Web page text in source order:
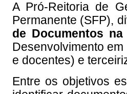
A Pró-Reitoria de
Permanente (SFP),
de Documentos
Desenvolvimento
e docentes) e
Entre os objetivos